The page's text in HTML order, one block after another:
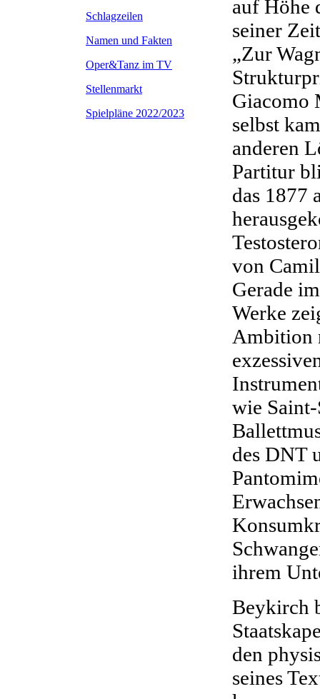
Schlagzeilen
Namen und Fakten
Oper&Tanz im TV
Stellenmarkt
Spielpläne 2022/2023
auf Höhe
seiner
„Zur
Giacomo
selbst
anderen
Partitur
das 1877
von
Gerade
Werke
Ambition
wie
des DNT
ihrem
Beykirch
den
seines